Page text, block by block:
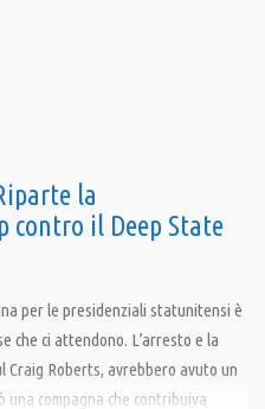
la
contro il Deep State
per le presidenziali statunitensi è
che ci attendono. L’arresto e la
Craig Roberts, avrebbero avuto un
compagna che contribuiva